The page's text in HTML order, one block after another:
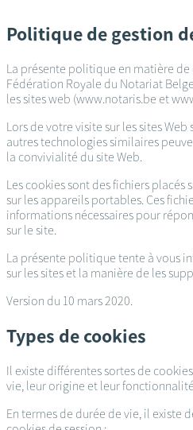
au
contenu
Politique de gestion
La présente politique en matière
Fédération Royale du Notariat
les sites web (www.notaris.be et
Lors de votre visite sur les sites
autres technologies similaires
la convivialité du site Web.
Les cookies sont des fichiers
sur les appareils portables. Ces
informations nécessaires pour
sur le site.
La présente politique tente à vous
sur les sites et la manière de les
Version du 10 mars 2020.
Types de cookies
Il existe différentes sortes de
vie, leur origine et leur
En termes de durée de vie, il existe